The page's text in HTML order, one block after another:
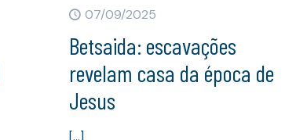
07/09/2025
Betsaida: escavações
revelam casa da época de
Jesus
[…]